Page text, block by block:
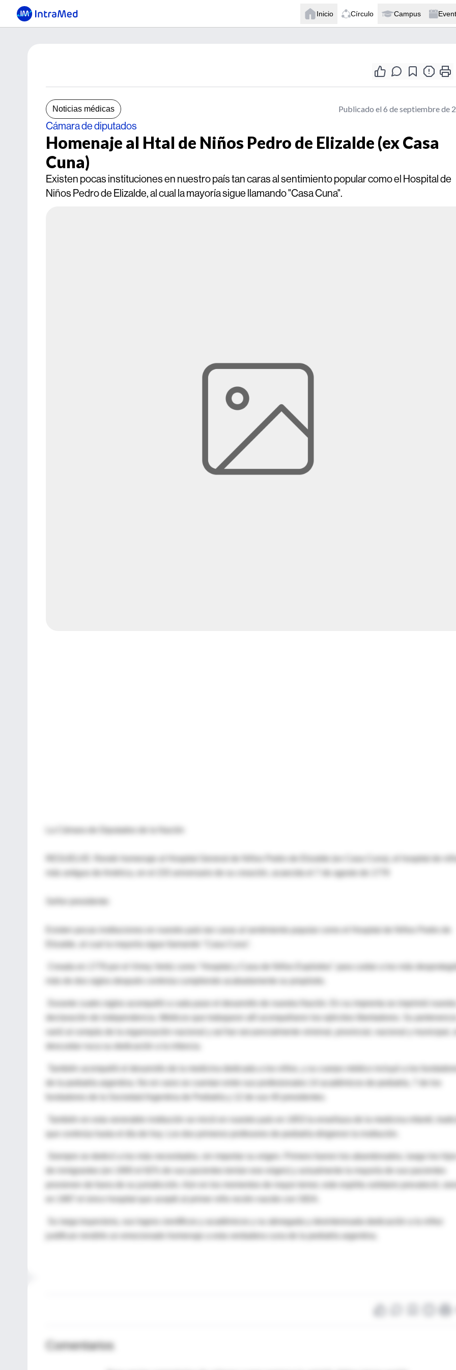
Inicio Círculo Campus
Noticias médicas Publicado el 6 de septiembre de
Cámara de diputados
Homenaje al Htal de Niños Pedro de Elizalde (ex Casa
Cuna)
Existen pocas instituciones en nuestro país tan caras al sentimiento popular como el Hospital de
Niños Pedro de Elizalde, al cual la mayoría sigue llamando "Casa Cuna".
RESUELVE: Rendir homenaje al Hospital General de Niños Pedro de Elizalde (ex Casa Cuna), el hospital de
más antiguo de América, en el 233 aniversario de su creación, acaecida el 7 de agosto de 1779
Elizalde, al cual la mayoría sigue llamando "Casa Cuna".
Creada en 1779 por el Virrey Vertiz como "Hospital y Casa de Niños Expósitos" para cuidar a los más
más de dos siglos después continúa cumpliendo acabadamente su propósito.
Durante cuatro siglos acompañó a cada paso el desarrollo de nuestra Nación. En su imprenta se imprimió
declaración de independencia. Médicos que trabajaron allí acompañaron los ejércitos libertadores. Su
varió al compás de la organización nacional y así fue secuencialmente virreinal, provincial, nacional y municipal,
de la pediatría argentina. No en vano se cuentan entre sus profesionales 14 académicos de pediatría, 7 de los
fundadores de la Sociedad Argentina de Pediatría y 12 de sus 40 presidentes.
que continúa hasta el día de hoy. Los dos primeros profesores de pediatría dirigieron la institución.
Siempre se dedicó a los más necesitados, sin importar su origen. Primero fueron los abandonados, luego los
de inmigrantes (en 1900 el 82% de sus pacientes tenían ese origen) y actualmente la mayoría de sus pacientes
provienen de fuera de su jurisdicción. Aún en los momentos de mayor temor, este espíritu solidario prevaleció,
Su larga trayectoria, sus logros científicos y académicos y su abnegada y desinteresada dedicación a la niñez
justifican rendirle un emocionado homenaje a esta verdadera cuna de la pediatría argentina.
Comentarios